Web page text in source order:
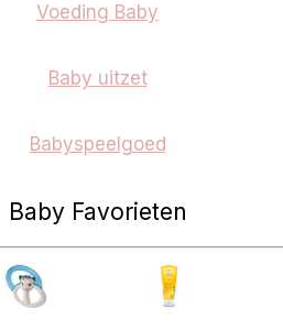
Voeding Baby
Baby uitzet
Babyspeelgoed
Baby Favorieten